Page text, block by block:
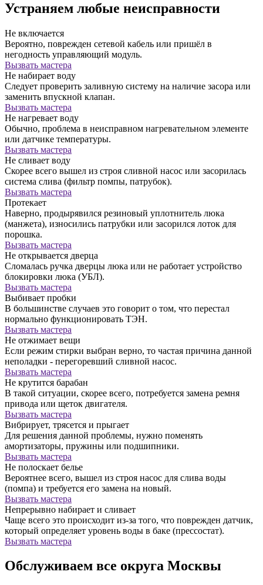
Устраняем любые неисправности
Не включается
Вероятно, поврежден сетевой кабель или пришёл в
негодность управляющий модуль.
Вызвать мастера
Не набирает воду
Следует проверить заливную систему на наличие засора или
заменить впускной клапан.
Вызвать мастера
Не нагревает воду
Обычно, проблема в неисправном нагревательном элементе
или датчике температуры.
Вызвать мастера
Не сливает воду
Скорее всего вышел из строя сливной насос или засорилась
система слива (фильтр помпы, патрубок).
Вызвать мастера
Протекает
Наверно, продырявился резиновый уплотнитель люка
(манжета), износились патрубки или засорился лоток для
порошка.
Вызвать мастера
Не открывается дверца
Сломалась ручка дверцы люка или не работает устройство
блокировки люка (УБЛ).
Вызвать мастера
Выбивает пробки
В большинстве случаев это говорит о том, что перестал
нормально функционировать ТЭН.
Вызвать мастера
Не отжимает вещи
Если режим стирки выбран верно, то частая причина данной
неполадки - перегоревший сливной насос.
Вызвать мастера
Не крутится барабан
В такой ситуации, скорее всего, потребуется замена ремня
привода или щеток двигателя.
Вызвать мастера
Вибрирует, трясется и прыгает
Для решения данной проблемы, нужно поменять
амортизаторы, пружины или подшипники.
Вызвать мастера
Не полоскает белье
Вероятнее всего, вышел из строя насос для слива воды
(помпа) и требуется его замена на новый.
Вызвать мастера
Непрерывно набирает и сливает
Чаще всего это происходит из-за того, что поврежден датчик,
который определяет уровень воды в баке (прессостат).
Вызвать мастера
Обслуживаем все округа Москвы